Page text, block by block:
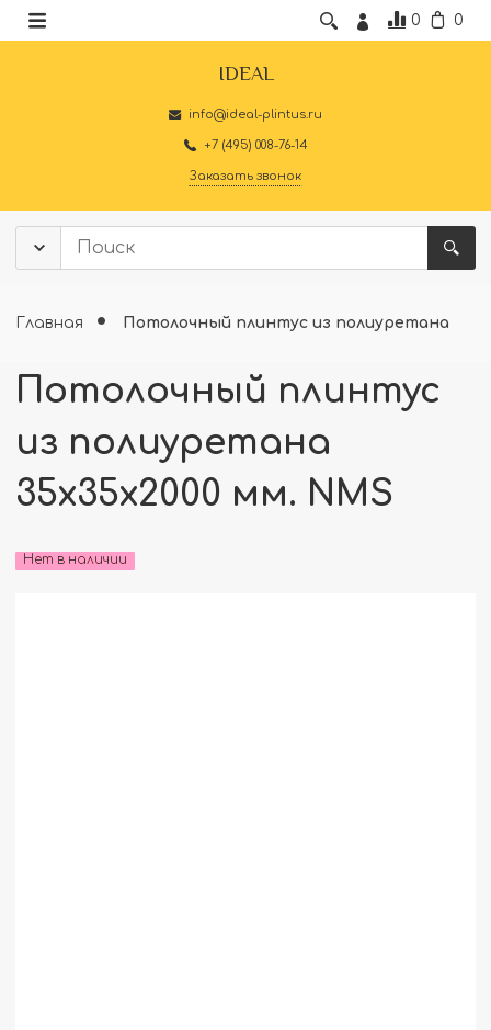
0 0
IDEAL
info@ideal-plintus.ru
+7 (495) 008-76-14
Заказать звонок
Главная Потолочный плинтус из полиуретана
Потолочный плинтус
из полиуретана
35x35x2000 мм. NMS
Нет в наличии